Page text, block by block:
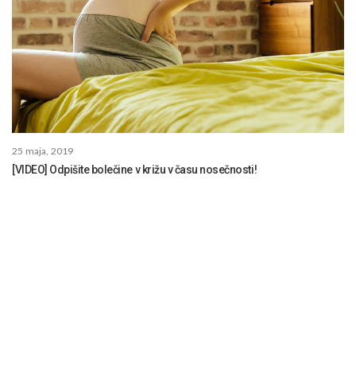
25 maja, 2019
[VIDEO] Odpišite bolečine v križu v času nosečnosti!